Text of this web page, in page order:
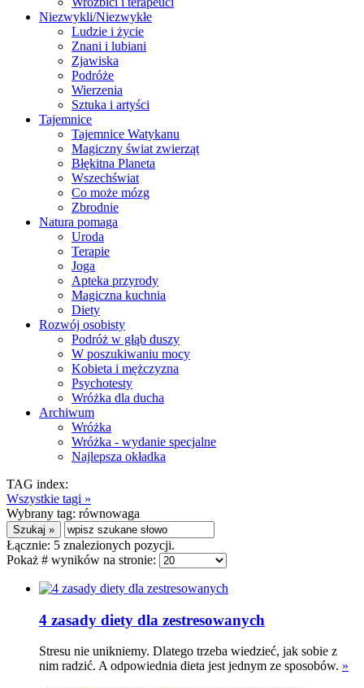
Niezwykli/Niezwykłe
Ludzie i życie
Znani i lubiani
Zjawiska
Podróże
Wierzenia
Sztuka i artyści
Tajemnice
Tajemnice Watykanu
Magiczny świat zwierząt
Błękitna Planeta
Wszechświat
Co może mózg
Zbrodnie
Natura pomaga
Uroda
Terapie
Joga
Apteka przyrody
Magiczna kuchnia
Diety
Rozwój osobisty
Podróż w głąb duszy
W poszukiwaniu mocy
Kobieta i mężczyzna
Psychotesty
Wróżka dla ducha
Archiwum
Wróżka
Wróżka - wydanie specjalne
Najlepsza okładka
TAG index:
Wszystkie tagi »
Wybrany tag: równowaga
Łącznie: 5 znalezionych pozycji.
Pokaż # wyników na stronie:
4 zasady diety dla zestresowanych
Stresu nie unikniemy. Dlatego trzeba wiedzieć, jak sobie z
nim radzić. A odpowiednia dieta jest jednym ze sposobów. »